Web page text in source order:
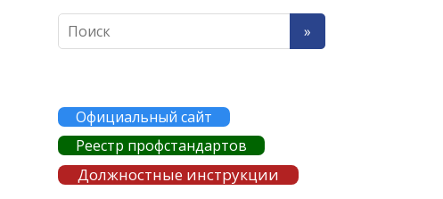
Официальный сайт
Реестр профстандартов
Должностные инструкции